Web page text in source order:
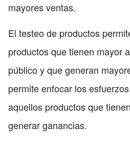
mayores ventas.
El testeo de productos
productos que tienen mayor
público y que generan
permite enfocar los
aquellos productos que
generar ganancias.